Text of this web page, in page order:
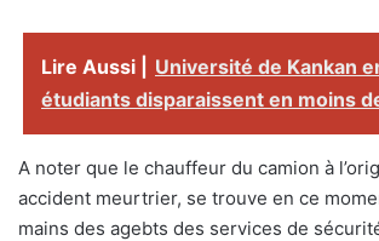
Lire Aussi |
Université de Kankan
étudiants disparaissent en moins
A noter que le chauffeur du camion à
accident meurtrier, se trouve en ce
mains des agebts des services de